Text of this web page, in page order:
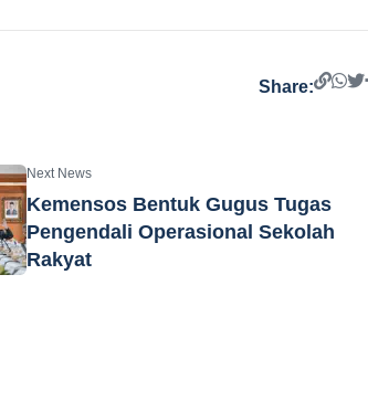
Share:
Next News
Kemensos Bentuk Gugus Tugas
Pengendali Operasional Sekolah
Rakyat